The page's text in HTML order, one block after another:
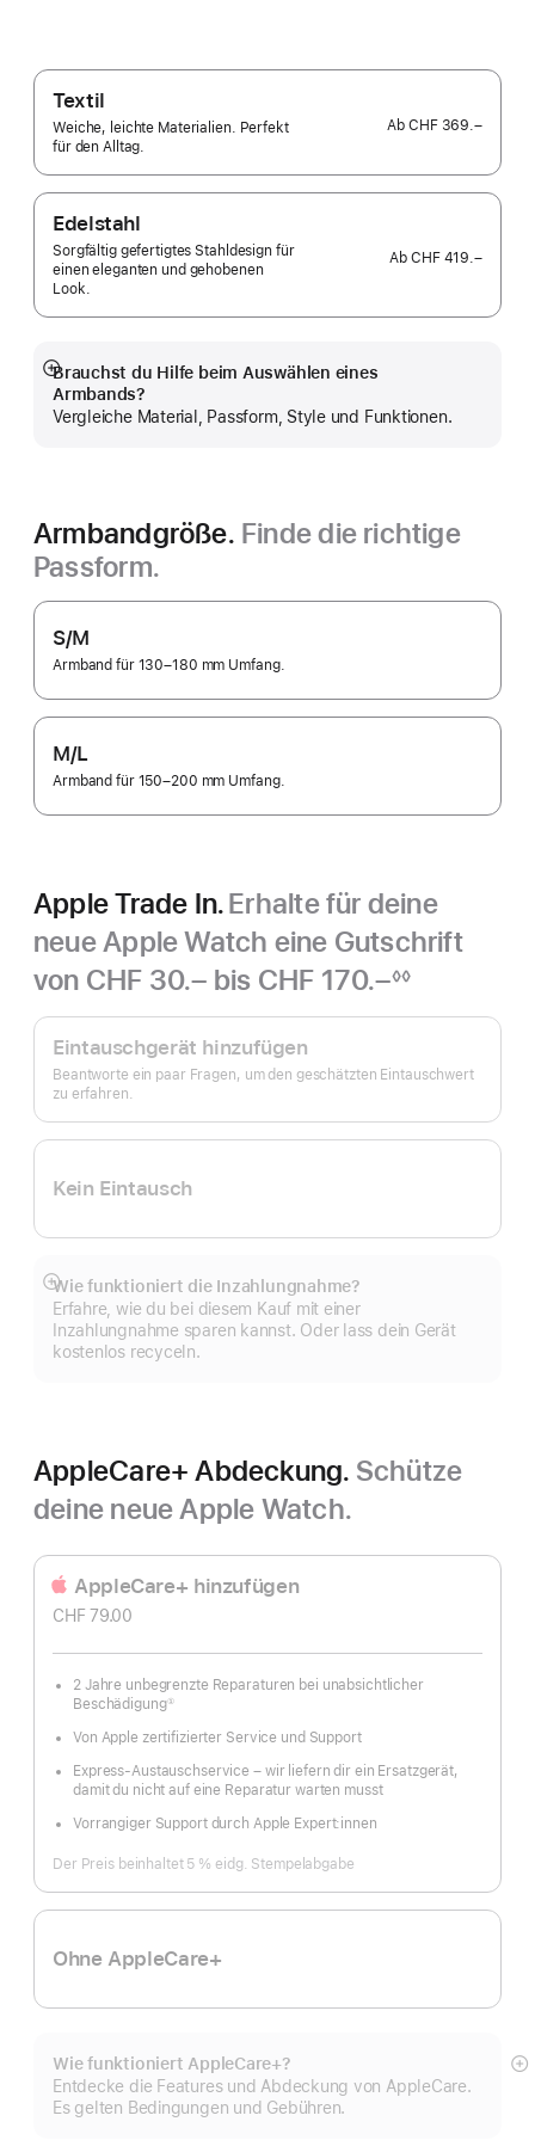
Textil
Weiche, leichte Materialien. Perfekt
für den Alltag.
AbCHF 369.–
Edelstahl
Sorgfältig gefertigtes Stahldesign für
einen eleganten und gehobenen
Look.
AbCHF 419.–
Brauchst du Hilfe beim Auswählen eines
Armbands?
Vergleiche Material, Passform, Style und Funktionen.
Mehr
anzeigen
Armbandgröße. Finde die richtige
Passform.
S/M
Armband für 130–180 mm Umfang.
M/L
Armband für 150–200 mm Umfang.
Apple Trade In.Erhalte für deine
neue Apple Watch eine Gutschrift
von CHF 30.– bis CHF 170.–◊◊
Apple
Trade In.
Eintauschgerät hinzufügen
Beantworte ein paar Fragen, um den geschätzten Eintauschwert
zu erfahren.
Kein Eintausch
Wie funktioniert die Inzahlungnahme?
Erfahre, wie du bei diesem Kauf mit einer
Inzahlungnahme sparen kannst. Oder lass dein Gerät
kostenlos recyceln.
Mehr
anzeigen
AppleCare+ Abdeckung. Schütze
deine neue Apple Watch.
AppleCare+ hinzufügen
CHF 79.00
2 Jahre unbegrenzte Reparaturen bei unabsichtlicher
Beschädigung①
Von Apple zertifizierter Service und Support
Express-Austauschservice – wir liefern dir ein Ersatzgerät,
damit du nicht auf eine Reparatur warten musst
Vorrangiger Support durch Apple Expert:innen
Der Preis beinhaltet 5 % eidg. Stempelabgabe
Ohne AppleCare+
Wie funktioniert AppleCare+?
Entdecke die Features und Abdeckung von AppleCare.
Es gelten Bedingungen und Gebühren.